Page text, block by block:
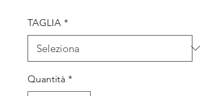
TAGLIA *
Quantità *